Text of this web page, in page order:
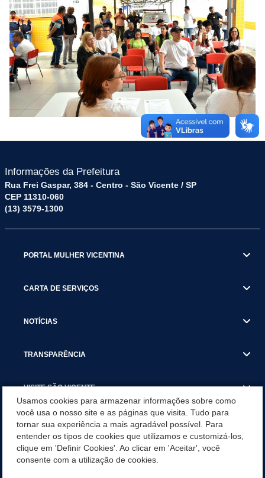
Informações da Prefeitura
Rua Frei Gaspar, 384 - Centro - São Vicente / SP
CEP 11310-060
(13) 3579-1300
PORTAL MULHER VICENTINA
CARTA DE SERVIÇOS
NOTÍCIAS
TRANSPARÊNCIA
VISITE SÃO VICENTE
SÃO VICENTE REFORÇA REDE DE PROTEÇÃO ÀS MULHERES
DURANTE O AGOSTO LILÁS COM AÇÕES DE
CONSCIENTIZAÇÃO E ACOLHIMENTO
Usamos cookies para armazenar informações sobre como
você usa o nosso site e as páginas que visita. Tudo para
tornar sua experiência a mais agradável possível. Para
entender os tipos de cookies que utilizamos e customizá-los,
clique em 'Definir Cookies'. Ao clicar em 'Aceitar', você
consente com a utilização de cookies.